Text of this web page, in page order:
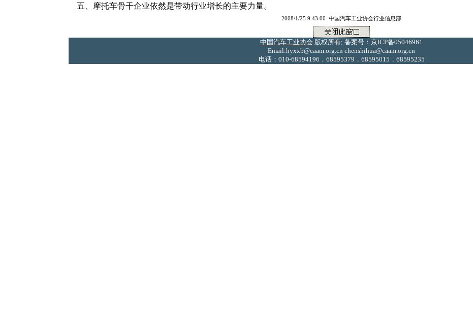
五、摩托车骨干企业依然是带动行业增长的主要力量。
2008/1/25 9:43:00 中国汽车工业协会行业信息部
中国汽车工业协会 版权所有; 备案号：京ICP备05046961
Email:hyxxb@caam.org.cn chenshihua@caam.org.cn
电话：010-68594196，68595379，68595015，68595235